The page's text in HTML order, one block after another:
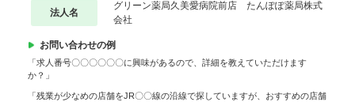
法人名
グリーン薬局久美愛病院前店 たんぽぽ薬局株式
会社
お問い合わせの例
「求人番号〇〇〇〇〇〇に興味があるので、詳細を教えていただけます
か？」
「残業が少なめの店舗をJR〇〇線の沿線で探していますが、おすすめの店舗